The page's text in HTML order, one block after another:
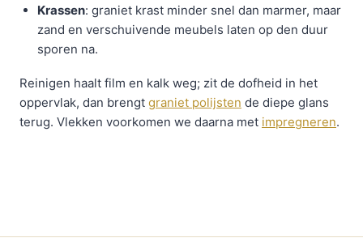
Krassen: graniet krast minder snel dan marmer, maar
zand en verschuivende meubels laten op den duur
sporen na.
Reinigen haalt film en kalk weg; zit de dofheid in het
oppervlak, dan brengt graniet polijsten de diepe glans
terug. Vlekken voorkomen we daarna met impregneren.